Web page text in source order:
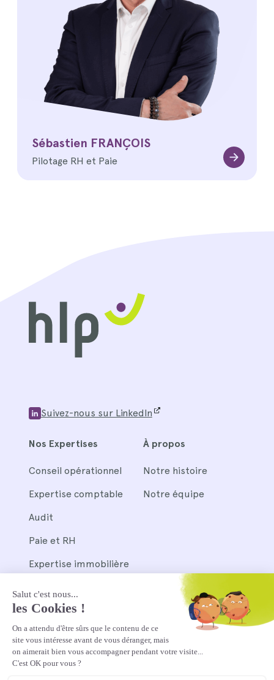
Sébastien FRANÇOIS
Pilotage RH et Paie
Suivez-nous sur LinkedIn
Nos Expertises
Conseil opérationnel
Expertise comptable
Audit
Paie et RH
Expertise immobilière
À propos
Notre histoire
Notre équipe
Nos outils
Pennylane
Silae et Wagyz